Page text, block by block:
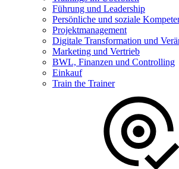
Führung und Leadership
Persönliche und soziale
Projektmanagement
Digitale Transformation und
Marketing und Vertrieb
BWL, Finanzen und Controlling
Einkauf
Train the Trainer